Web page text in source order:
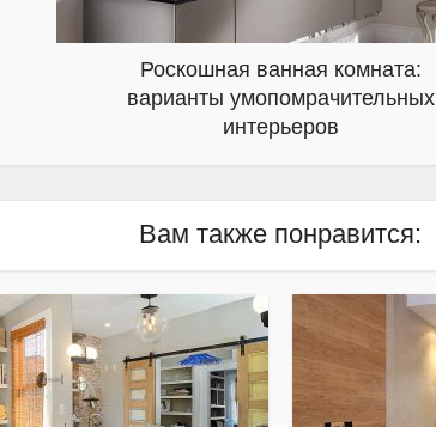
Роскошная ванная комната:
варианты умопомрачительных
интерьеров
Вам также понравится: